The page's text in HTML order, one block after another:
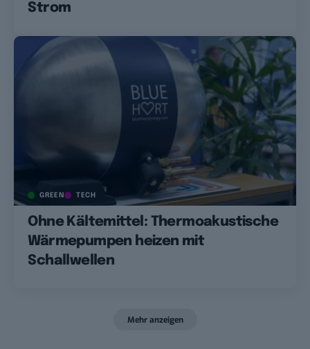
Strom
GREEN TECH
Ohne Kältemittel: Thermoakustische
Wärmepumpen heizen mit
Schallwellen
Mehr anzeigen